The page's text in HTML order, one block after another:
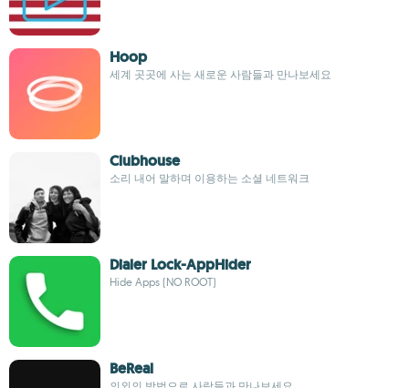
Hoop
세계 곳곳에 사는 새로운 사람들과 만나보세요
Clubhouse
소리 내어 말하며 이용하는 소셜 네트워크
Dialer Lock-AppHider
Hide Apps (NO ROOT)
BeReal